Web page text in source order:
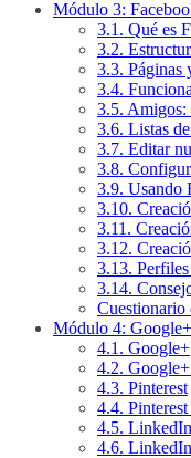
Módulo 3:
3.1. Qué es
3.2.
3.3. Páginas
3.4.
3.5. Amigos:
3.6. Listas
3.7. Editar
3.8.
3.9. Usando
3.10.
3.11.
3.12.
3.13.
3.14.
Cuestionario
Módulo 4:
4.1. Google+
4.2.
4.3. Pinterest
4.4.
4.5. LinkedIn
4.6.